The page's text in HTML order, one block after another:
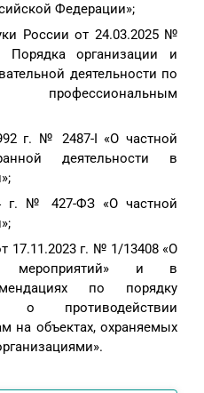
Федерации»;
России от 24.03.2025 №
Порядка организации и
деятельности по
г. № 2487-I «О частной
деятельности в
г. № 427-ФЗ «О частной
17.11.2023 г. № 1/13408 «О
мероприятий» и в
по порядку
о противодействии
на объектах, охраняемых